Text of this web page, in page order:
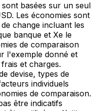
basées sur un seul
Les économies sont
change incluant les
banque et Xe le
de comparaison
l'exemple donné et
et charges.
devise, types de
individuels
de comparaison.
être indicatifs